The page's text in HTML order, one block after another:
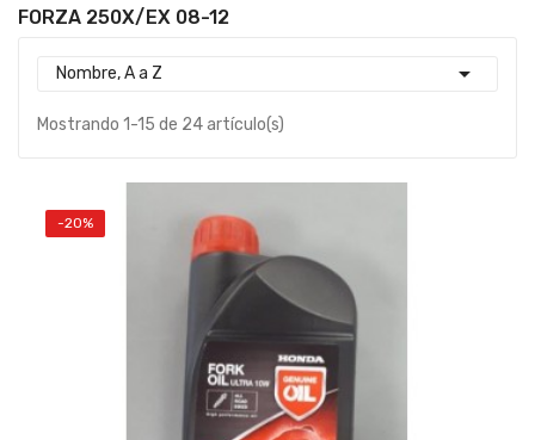
FORZA 250X/EX 08-12
Nombre, A a Z 
Mostrando 1-15 de 24 artículo(s)
-20%